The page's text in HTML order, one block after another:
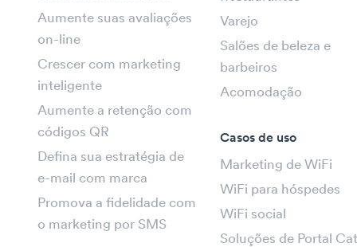
Aumente suas avaliações
on-line
Crescer com marketing
inteligente
Aumente a retenção com
códigos QR
Defina sua estratégia de
e-mail com marca
Promova a fidelidade com
o marketing por SMS
Varejo
Salões de beleza e
barbeiros
Acomodação
Casos de uso
Marketing de WiFi
WiFi para hóspedes
WiFi social
Soluções de Portal